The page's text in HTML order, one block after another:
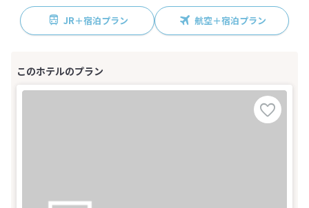
JR＋宿泊プラン 航空＋宿泊プラン